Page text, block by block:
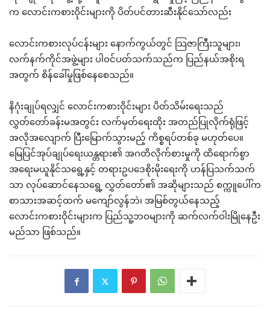
က လောင်းကစားဝိုင်းများကို ပိတ်ပင်တားဆီးနိုင်သော်လည်း
လောင်းကစားလုပ်ငန်းများ နောက်ကွယ်တွင် သြဇာကြီးသူများ၊
လက်နက်ကိုင်အဖွဲ့များ ပါဝင်ပတ်သက်သည်က ပြည်နယ်အစိုးရ
အတွက် စိန်ခေါ်မှုဖြစ်နေစေသည်။
နိဂုံးချုပ်ရလျှင် လောင်းကစားဝိုင်းများ ပိတ်သိမ်းရေးသည်
လွှတ်တော်ခန်းမအတွင်း လက်မှတ်ရေးထိုး အတည်ပြုလိုက်ရုံဖြင့်
အလိုအလျောက် ပြီးမြောက်သွားမည့် ကိစ္စရပ်တစ်ခု မဟုတ်ပေ။
မြေပြင်အုပ်ချုပ်ရေးယန္တရား၏ အဂတိလိုက်စားမှုကို ထိရောက်စွာ
အရေးမယူနိုင်သရွေ့နှင့် တရားဥပဒေစိုးမိုးရေးကို ဟန်ပြသက်သက်
သာ လုပ်ဆောင်နေသရွေ့ လွှတ်တော်၏ အဆိုများသည် စက္ကူပေါ်က
စာသားအဆင့်ထက် မကျော်လွန်ဘဲ၊ အမြစ်တွယ်နေသည့်
လောင်းကစားဝိုင်းများက ပြည်သူ့ဘဝများကို ဆက်လက်ဝါးမြိုနေဦး
မည်သာ ဖြစ်သည်။